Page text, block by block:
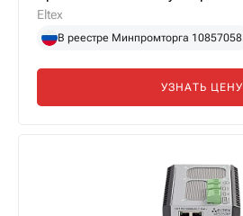
Eltex
В реестре Минпромторга 10857058
УЗНАТЬ ЦЕНУ